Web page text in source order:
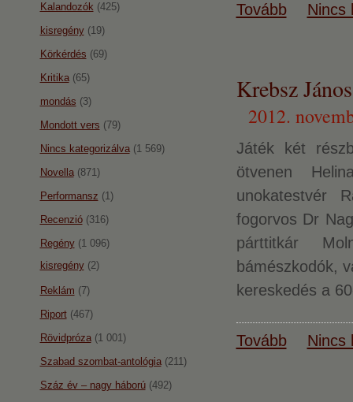
Tovább Nincs
Krebsz
2012.
Játék két
ötvenen
unokatestvér
fogorvos Dr
párttitkár
bámészkodók,
kereskedés a
Tovább Nincs
Kalandozók (425)
kisregény(19)
Körkérdés (69)
Kritika(65)
mondás (3)
Mondott vers (79)
Nincs kategorizálva(1 569)
Novella(871)
Performansz (1)
Recenzió(316)
Regény(1 096)
kisregény(2)
Reklám (7)
Riport(467)
Rövidpróza(1 001)
Szabad szombat-antológia(211)
Száz év – nagy háború(492)